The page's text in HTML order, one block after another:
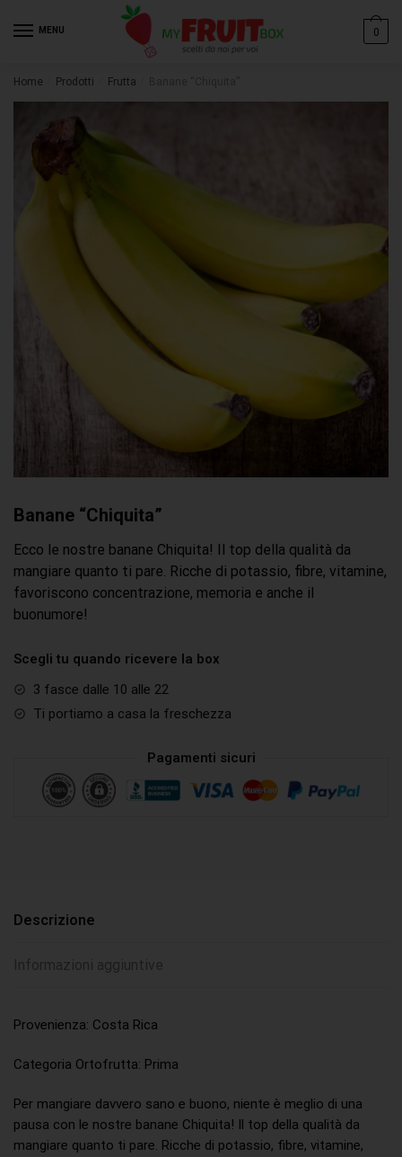
MENU 0
Home Prodotti Frutta
Banane “Chiquita”
Ecco le nostre banane Chiquita! Il top della qualità da
mangiare quanto ti pare. Ricche di potassio, fibre, vitamine,
favoriscono concentrazione, memoria e anche il
buonumore!
Scegli tu quando ricevere la box
3 fasce dalle 10 alle 22
Ti portiamo a casa la freschezza
Pagamenti sicuri
Email *
Messaggio
Descrizione
Informazioni aggiuntive
Provenienza: Costa Rica
Categoria Ortofrutta: Prima
Per mangiare davvero sano e buono, niente è meglio di una
pausa con le nostre banane Chiquita! Il top della qualità da
mangiare quanto ti pare. Ricche di potassio, fibre, vitamine,